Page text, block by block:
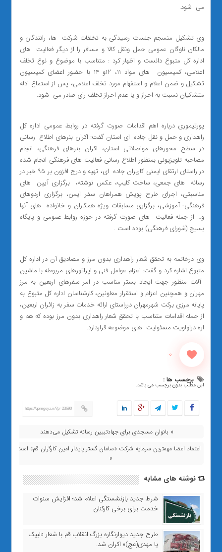
می ‌ شود.
وی تشکیل منسجم جلسات رسیدگی به تخلفات شرکت ‌ ها، رانندگان و
مالکان ناوگان عمومی حمل ونقل کالا و مسافر را از دیگر فعالیت ‌ های
اداره کل متبوع دانست و اظهار کرد : متناسب با موضوع و نوع تخلف
اعلامی، کمیسیون ‌ های مواد ۱۱، ۱۲و ۱۴ با حضور اعضای کمیسیون
تشکیل و ضمن اعلام و استفهام مورد تخلف اعلامی، پس از استماع ادله
متشاکیان نسبت به احراز و یا عدم احراز تخلف رای صادر می ‌ شود.
پورتیموری درباره اهم اقدامات صورت گرفته در روابط عمومی اداره کل
راهداری و حمل و نقل جاده ‌ ای استان گفت: اکران بنرهای اطلاع ‌ رسانی
در سطح محورهای مواصلاتی استان، اکران بنرهای فرهنگی، انجام
مصاحبه تلویزیونی بمنظور اطلاع رسانی فعالیت های فرهنگی انجام شده
در راستای ارتقای ایمنی کاربران جاده ‌ ای، تهیه و درج افزون بر ۹۵ خبر در
رسانه ‌ های جمعی، ساخت کلیپ، عکس نوشته، برگزاری آیین ‌ های
مناسبتی، اجرای طرح پویش همراهان سفر ایمن، برگزاری اردوهای
فرهنگی- آموزشی، برگزاری مسابقات ویژه همکاران و خانواده ‌ های آنها
و… از جمله فعالیت ‌ های صورت گرفته در حوزه روابط عمومی و پایگاه
بسیج (شورای فرهنگی) بوده است .
وی درخاتمه به تحقق شعار راهداری بدون مرز و مصادیق آن در اداره کل
متبوع اشاره کرد و گفت: اعزام عوامل فنی و اپراتورهای مربوطه با ماشین
‌ آلات منظور جهت ایجاد بستر مناسب در امر سفرهای اربعین به مرز
مهران و همچنین اعزام و استقرار معاونین، کارشناسان اداره کل متبوع به
پایانه مرزی برکت شهرمهران درراستای ارائه خدمات سفر به زائران اربعین،
از جمله اقدامات متناسب با تحقق شعار راهداری بدون مرز بوده که هم و
اره دراولویت مسئولیت ‌ های موضوعه قراردارد.
0
برچسب ها :
این مطلب بدون برچسب می باشد.
https://qomgoya.ir/?p=23690
« بانوان مسجدی برای جهادتبیین رسانه تشکیل می‌دهند
اعتماد اعضا مهمترین سرمایه شرکت «سامان گستر پایدار امین کارگران قم» است
»
نوشته های مشابه
شرط جدید بازنشستگی اعلام شد؛ افزایش سنوات
خدمت برای برخی کارکنان
طرح جدید دیوارنگاره بزرگ انقلاب قم با شعار «لبیک
یا مهدی(عج)» اکران شد.